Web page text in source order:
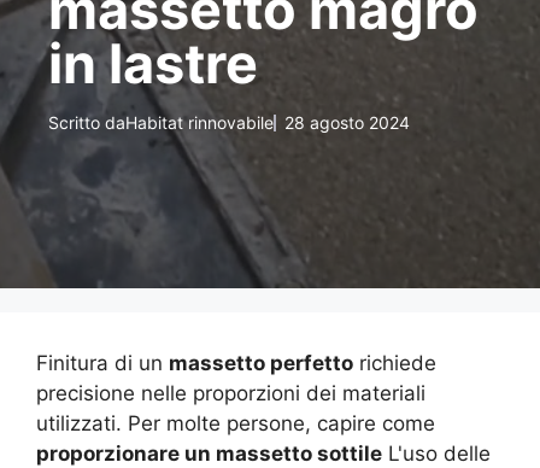
in lastre
Scritto daHabitat rinnovabile 28 agosto 2024
Finitura di un massetto perfetto richiede
precisione nelle proporzioni dei materiali
utilizzati. Per molte persone, capire come
proporzionare un massetto sottile L'uso delle